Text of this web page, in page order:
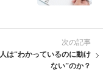
次の記事
は“わかっているのに動け
ない”のか？